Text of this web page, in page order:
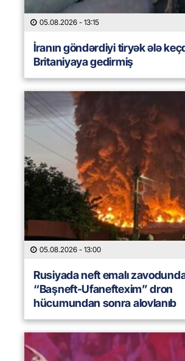
05.08.2026 - 13:15
İranın göndərdiyi tiryək ələ
Britaniyaya gedirmiş
05.08.2026 - 13:00
Rusiyada neft emalı
“Başneft-Ufaneftexim” dron
hücumundan sonra alovlanıb